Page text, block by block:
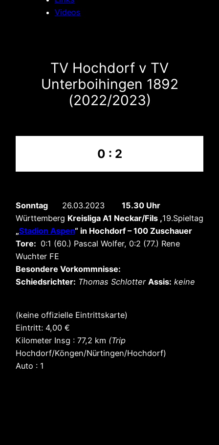
Videos
TV Hochdorf v TV
Unterboihingen 1892
(2022/2023)
0 : 2
Sonntag 26.03.2023 15.30 Uhr
Württemberg Kreisliga A1 Neckar/Fils ,19.Spieltag
„Stadion Aspen“ in Hochdorf – 100 Zuschauer
Tore: 0:1 (60.) Pascal Wolfer, 0:2 (77.) Rene
Wuchter FE
Besondere Vorkommnisse:
Schiedsrichter: Thomas Schlotter Assis: keine
(keine offizielle Eintrittskarte)
Eintritt: 4,00 €
Kilometer Insg : 77,2 km (Trip
Hochdorf/Köngen/Nürtingen/Hochdorf)
Auto : 1